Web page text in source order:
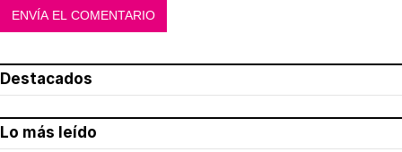
Destacados
Lo más leído